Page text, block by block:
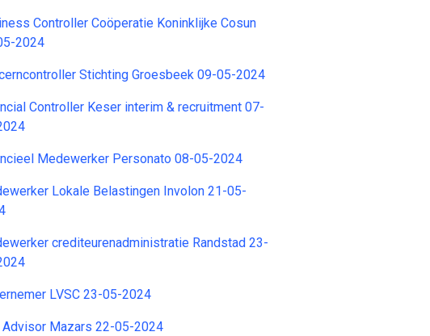
Controller Coöperatie Koninklijke Cosun
2024
Stichting Groesbeek 09-05-2024
Controller Keser interim & recruitment 07-
Medewerker Personato 08-05-2024
Lokale Belastingen Involon 21-05-
crediteurenadministratie Randstad 23-
LVSC 23-05-2024
Advisor Mazars 22-05-2024